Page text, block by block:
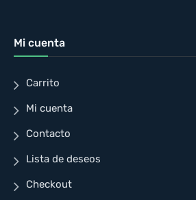
Mi cuenta
Carrito
Mi cuenta
Contacto
Lista de deseos
Checkout